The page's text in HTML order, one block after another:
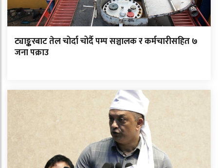
ट्याङ्करबाट तेल चोर्दा चोर्दै पम्प सञ्चालक र कर्मचारीसहित ७
जना पक्राउ